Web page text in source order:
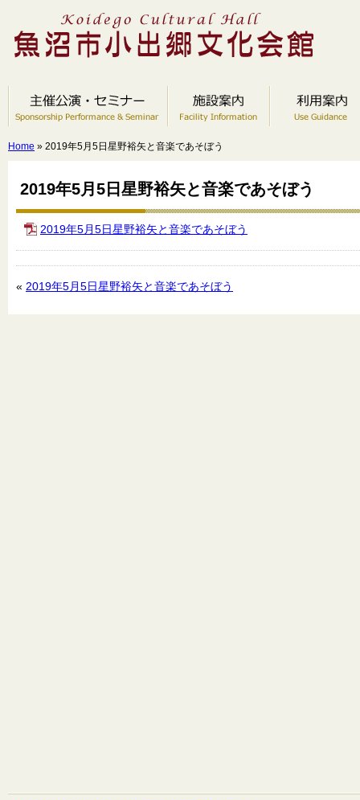
Home » 2019年5月5日星野裕矢と音楽であそぼう
2019年5月5日星野裕矢と音楽であそぼう
2019年5月5日星野裕矢と音楽であそぼう
« 2019年5月5日星野裕矢と音楽であそぼう